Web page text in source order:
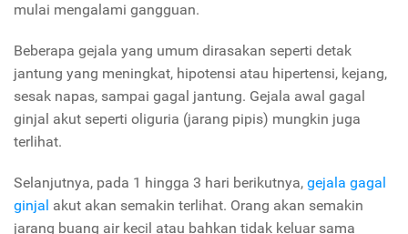
mulai mengalami gangguan.
Beberapa gejala yang umum dirasakan seperti detak
jantung yang meningkat, hipotensi atau hipertensi, kejang,
sesak napas, sampai gagal jantung. Gejala awal gagal
ginjal akut seperti oliguria (jarang pipis) mungkin juga
terlihat.
Selanjutnya, pada 1 hingga 3 hari berikutnya, gejala gagal
ginjal akut akan semakin terlihat. Orang akan semakin
jarang buang air kecil atau bahkan tidak keluar sama